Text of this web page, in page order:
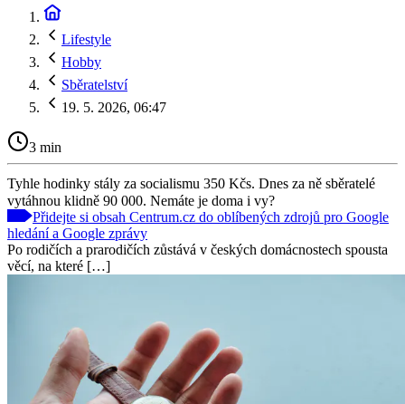
Lifestyle
Hobby
Sběratelství
19. 5. 2026, 06:47
3 min
Tyhle hodinky stály za socialismu 350 Kčs. Dnes za ně sběratelé
vytáhnou klidně 90 000. Nemáte je doma i vy?
Přidejte si obsah Centrum.cz do oblíbených zdrojů pro Google
hledání a Google zprávy
Po rodičích a prarodičích zůstává v českých domácnostech spousta
věcí, na které […]